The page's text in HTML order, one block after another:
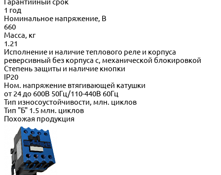
Гарантийный срок
1 год
Номинальное напряжение, В
660
Масса, кг
1.21
Исполнение и наличие теплового реле и корпуса
реверсивный без корпуса с, механической блокировкой
Степень защиты и наличие кнопки
IP20
Ном. напряжение втягивающей катушки
от 24 до 600В 50Гц/110-440В 60Гц
Тип износоустойчивости, млн. циклов
Тип "Б" 1.5 млн. циклов
Похожая продукция